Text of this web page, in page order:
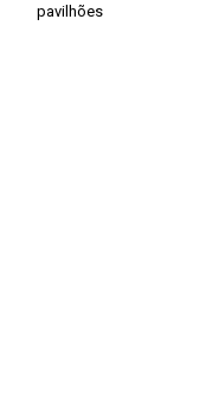
pavilhões